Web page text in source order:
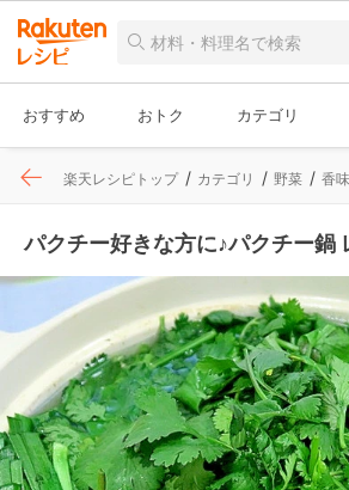
おすすめ おトク カテゴリ
楽天レシピトップ カテゴリ 野菜 香
パクチー好きな方に♪パクチー鍋